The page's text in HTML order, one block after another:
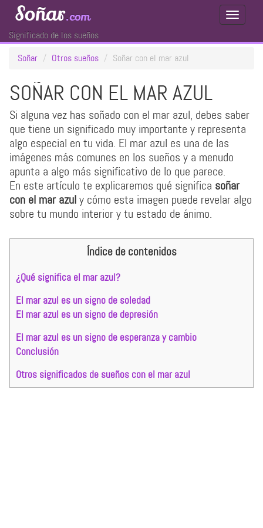
Toggle
Soñar.com
Significado de los sueños
Soñar
Otros sueños Soñar con el mar azul
SOÑAR CON EL MAR AZUL
Si alguna vez has soñado con el mar azul, debes saber
que tiene un significado muy importante y representa
algo especial en tu vida. El mar azul es una de las
imágenes más comunes en los sueños y a menudo
apunta a algo más significativo de lo que parece.
En este artículo te explicaremos qué significa soñar
con el mar azuly cómo esta imagen puede revelar algo
sobre tu mundo interior y tu estado de ánimo.
Índice de contenidos
¿Qué significa el mar azul?
El mar azul es un signo de soledad
El mar azul es un signo de depresión
El mar azul es un signo de esperanza y cambio
Conclusión
Otros significados de sueños con el mar azul